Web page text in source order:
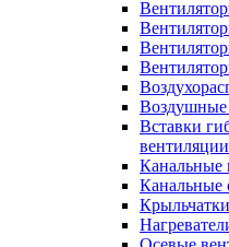
Воздушные
Вставки
вентиляции
Канальные
Канальные